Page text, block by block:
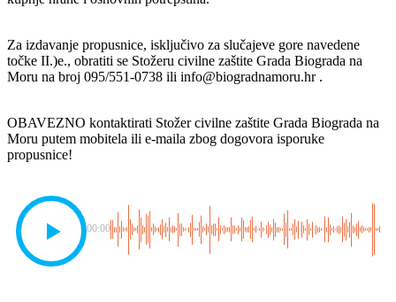
Za izdavanje propusnice, isključivo za slučajeve gore navedene
točke II.)e., obratiti se Stožeru civilne zaštite Grada Biograda na
Moru na broj 095/551-0738 ili info@biogradnamoru.hr .
OBAVEZNO kontaktirati Stožer civilne zaštite Grada Biograda na
Moru putem mobitela ili e-maila zbog dogovora isporuke
propusnice!
00:00